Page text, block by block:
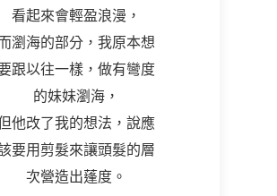
看起來會輕盈浪漫，
瀏海的部分，我原本想
跟以往一樣，做有彎度
的妹妹瀏海，
他改了我的想法，說應
要用剪髮來讓頭髮的層
次營造出蓬度。